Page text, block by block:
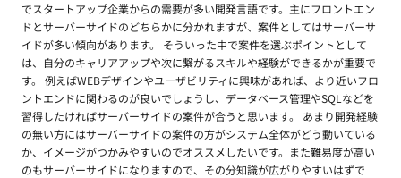
でスタートアップ企業からの需要が多い開発言語です。主にフロントエン
ドとサーバーサイドのどちらかに分かれますが、案件としてはサーバーサ
イドが多い傾向があります。 そういった中で案件を選ぶポイントとして
は、自分のキャリアアップや次に繋がるスキルや経験ができるかが重要で
す。 例えばWEBデザインやユーザビリティに興味があれば、より近いフロ
ントエンドに関わるのが良いでしょうし、データベース管理やSQLなどを
習得したければサーバーサイドの案件が合うと思います。 あまり開発経験
の無い方にはサーバーサイドの案件の方がシステム全体がどう動いている
か、イメージがつかみやすいのでオススメしたいです。また難易度が高い
のもサーバーサイドになりますので、その分知識が広がりやすいはずで